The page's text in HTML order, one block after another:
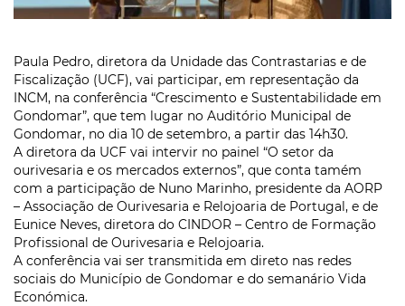
Paula Pedro, diretora da Unidade das Contrastarias e de
Fiscalização (UCF), vai participar, em representação da
INCM, na conferência “Crescimento e Sustentabilidade em
Gondomar”, que tem lugar no Auditório Municipal de
Gondomar, no dia 10 de setembro, a partir das 14h30.
A diretora da UCF vai intervir no painel “O setor da
ourivesaria e os mercados externos”, que conta tamém
com a participação de Nuno Marinho, presidente da AORP
– Associação de Ourivesaria e Relojoaria de Portugal, e de
Eunice Neves, diretora do CINDOR – Centro de Formação
Profissional de Ourivesaria e Relojoaria.
A conferência vai ser transmitida em direto nas redes
sociais do Município de Gondomar e do semanário Vida
Económica.